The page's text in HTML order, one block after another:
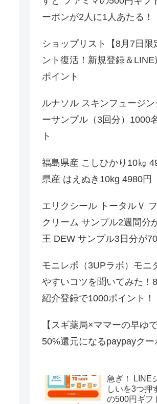
ーポンが2人に1人あたる！
ショップリスト【8月7日限
ント復活！新規登録＆
ポイント
ルナソル スキンフュージン
ーサンプル（3回分）1000
ト
福島県産 こしひかり10㎏
県産 はえぬき10kg 4980円
エリクシール トータルＶ
クリーム サンプル2週間分
王 DEW サンプル3日分が
モニレポ（3UPラボ）モニ
やすいコツを聞いてみた！
紹介登録で1000ポイント！
【スギ薬局×ママーの早ゆ
50%還元になるpaypayクー
急ぎ！ LINE
しいを3つ押
の500円ギフ